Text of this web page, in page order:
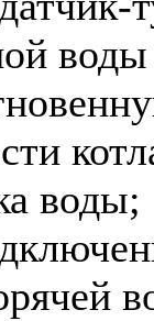
воды
воды;